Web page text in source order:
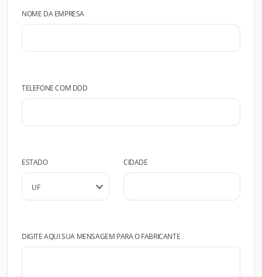
NOME DA EMPRESA
TELEFONE COM DDD
ESTADO CIDADE
DIGITE AQUI SUA MENSAGEM PARA O FABRICANTE